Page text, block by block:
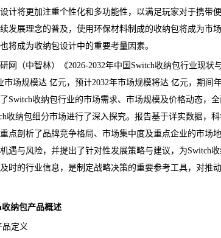
计将更加注重个性化和多功能性，以满足玩家对于携带
发展理念的普及，使用环保材料制成的收纳包将成为市
将成为收纳包设计中的重要考量因素。
（中智林）《2026-2032年中国Switch收纳包行业现状
市场规模达 亿元，预计2032年市场规模将达 亿元，期间
Switch收纳包行业的市场需求、市场规模及价格动态，
收纳包细分市场进行了深入探究。报告基于详实数据，
点剖析了品牌竞争格局、市场集中度及重点企业的市场
遇与风险，并提出了针对性发展策略与建议，为Switch
时的行业信息，是制定战略决策的重要参考工具，对推
纳包产品概述
定义